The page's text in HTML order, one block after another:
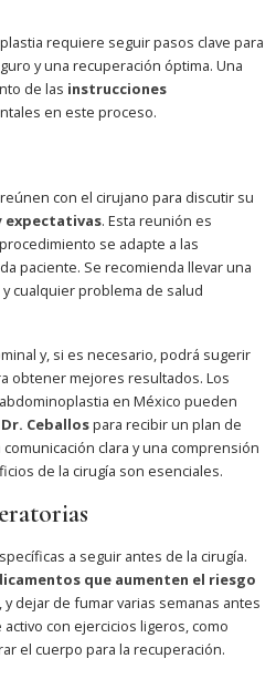
requiere seguir pasos clave para
y una recuperación óptima. Una
de las instrucciones
en este proceso.
con el cirujano para discutir su
expectativas. Esta reunión es
se adapte a las
paciente. Se recomienda llevar una
cualquier problema de salud
y, si es necesario, podrá sugerir
obtener mejores resultados. Los
en México pueden
Ceballospara recibir un plan de
clara y una comprensión
de la cirugía son esenciales.
a seguir antes de la cirugía.
que aumenten el riesgo
y dejar de fumar varias semanas antes
con ejercicios ligeros, como
el cuerpo para la recuperación.